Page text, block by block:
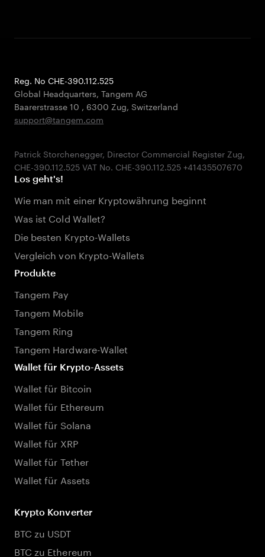
Reg. No CHE-390.112.525
Global Headquarters, Tangem AG
Baarerstrasse 10 , 6300 Zug, Switzerland
support@tangem.com
Patrick Storchenegger, Director Commercial Register Zug,
Los geht's!
Wie man mit einer Kryptowährung beginnt
Was ist Cold Wallet?
Die besten Krypto-Wallets
Vergleich von Krypto-Wallets
Produkte
Tangem Pay
Tangem Mobile
Tangem Ring
Tangem Hardware-Wallet
Wallet für Krypto-Assets
Wallet für Bitcoin
Wallet für Ethereum
Wallet für Solana
Wallet für XRP
Wallet für Tether
Wallet für Assets
Krypto Konverter
BTC zu USDT
BTC zu Ethereum